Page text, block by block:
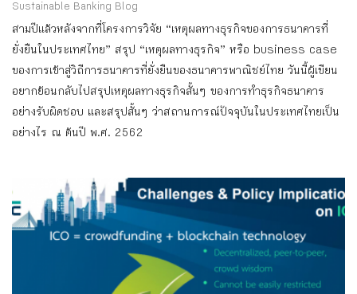
Sustainable Banking Blog
สามปีแล้วหลังจากที่โครงการวิจัย “เหตุผลทางธุรกิจของการธนาคารที่
ยั่งยืนในประเทศไทย” สรุป “เหตุผลทางธุรกิจ” หรือ business case
ของการเข้าสู่วิถีการธนาคารที่ยั่งยืนของธนาคารพาณิชย์ไทย วันนี้ผู้เขียน
อยากย้อนกลับไปสรุปเหตุผลทางธุรกิจสั้นๆ ของการทำธุรกิจธนาคาร
อย่างรับผิดชอบ และสรุปสั้นๆ ว่าสถานการณ์ปัจจุบันในประเทศไทยเป็น
อย่างไร ณ ต้นปี พ.ศ. 2562